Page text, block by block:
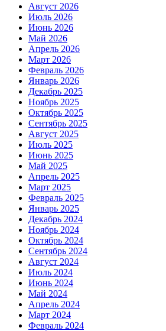
Август 2026
Июль 2026
Июнь 2026
Май 2026
Апрель 2026
Март 2026
Февраль 2026
Январь 2026
Декабрь 2025
Ноябрь 2025
Октябрь 2025
Сентябрь 2025
Август 2025
Июль 2025
Июнь 2025
Май 2025
Апрель 2025
Март 2025
Февраль 2025
Январь 2025
Декабрь 2024
Ноябрь 2024
Октябрь 2024
Сентябрь 2024
Август 2024
Июль 2024
Июнь 2024
Май 2024
Апрель 2024
Март 2024
Февраль 2024